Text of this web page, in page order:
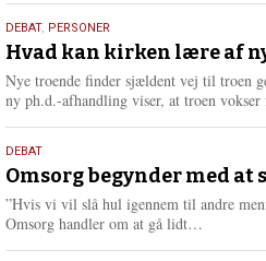
e
r
e
25.
juli
2026
DEBAT, PERSONER
Hvad kan kirken lære af
Nye troende finder sjældent vej til troen
ny ph.d.-afhandling viser, at troen
9.
juli
2026
DEBAT
Omsorg begynder med at
”Hvis vi vil slå hul igennem til andre
Omsorg handler om at gå lidt…